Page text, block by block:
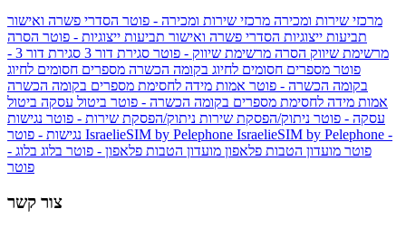
מרכזי שירות ומכירה מרכזי שירות ומכירה - פוטר הסדרי פשרה ואישור
תביעות ייצוגיות הסדרי פשרה ואישור תביעות ייצוגיות - פוטר הסרה
מרשימת שיווק הסרה מרשימת שיווק - פוטר סגירת דור 3
סגירת דור 3 -
פוטר מספרים חסומים לחיוג בקומה הכשרה מספרים חסומים לחיוג
בקומה הכשרה - פוטר אמות מידה לחסימת מספרים בקומה הכשרה
אמות מידה לחסימת מספרים בקומה הכשרה - פוטר ביטול עסקה ביטול
עסקה - פוטר ניתוק/הפסקת שירות ניתוק/הפסקת שירות - פוטר נגישות
IsraelieSIM by Pelephone IsraelieSIM by Pelephone -
פוטר מועדון הטבות פלאפון מועדון הטבות פלאפון - פוטר בלוג בלוג -
פוטר
צור קשר